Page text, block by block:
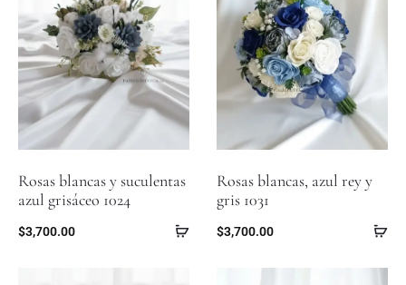
Rosas blancas y suculentas
azul grisáceo 1024
$3,700.00
Rosas blancas, azul rey y
gris 1031
$3,700.00